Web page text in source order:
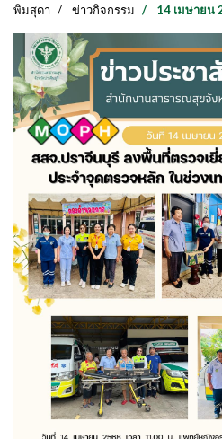
พิมสุดา ข่าวกิจกรรม 14 เมษายน